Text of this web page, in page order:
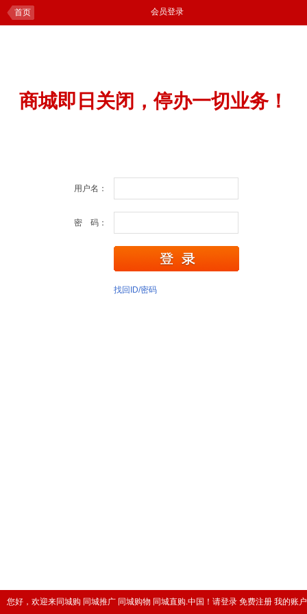
您好，欢迎来同城购 同城推广 同城购物 同城直购.中国！ 请登录 免费注册 我的账户
首页 会员登录
商城即日关闭，停办一切业务！
用户名：
密 码：
找回ID/密码